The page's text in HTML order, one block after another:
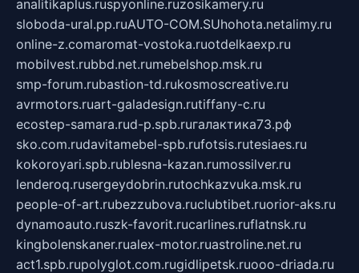
analitikaplus.ruspyonline.ruzosikamery.ru
sloboda-ural.pp.ruAUTO-COM.SUhohota.netalimy.ru
online-z.comaromat-vostoka.ruotdelkaexp.ru
mobilvest.rubbd.net.rumebelshop.msk.ru
smp-forum.rubastion-td.rukosmoscreative.ru
avrmotors.ruart-galadesign.rutiffany-c.ru
ecostep-samara.rud-p.spb.ruгалактика73.рф
sko.com.rudavitamebel-spb.rufotsis.rutesiaes.ru
kokoroyari.spb.rublesna-kazan.rumossilver.ru
lenderoq.rusergeydobrin.rutochkazvuka.msk.ru
people-of-art.rubezzubova.ruclubtibet.ruorior-aks.ru
dynamoauto.ruszk-favorit.rucarlines.ruflatnsk.ru
kingbolenskaner.rualex-motor.ruastroline.net.ru
act1.spb.rupolyglot.com.rugidlipetsk.ruooo-driada.ru